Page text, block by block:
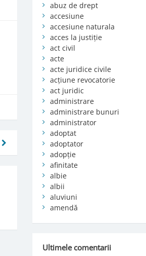
abuz de drept
accesiune
accesiune naturala
acces la justiție
act civil
acte
acte juridice civile
acțiune revocatorie
act juridic
administrare
administrare bunuri
administrator
adoptat
adoptator
adopție
afinitate
albie
albii
aluviuni
amendă
Ultimele comentarii